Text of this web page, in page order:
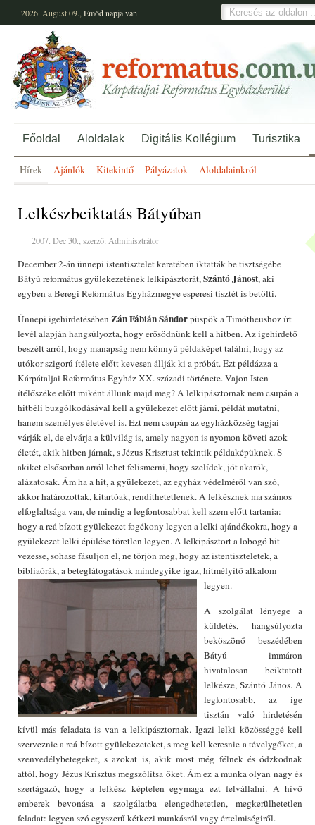
2026. August 09., Emődnapja van
Főoldal Aloldalak Digitális Kollégium Turisztika
Hírek Ajánlók Kitekintő Pályázatok Aloldalainkról
Lelkészbeiktatás Bátyúban
2007. Dec 30., szerző: Adminisztrátor
December 2-án ünnepi istentisztelet keretében iktatták be tisztségébe
Bátyú református gyülekezetének lelkipásztorát,Szántó Jánost, aki
egyben a Beregi Református Egyházmegye esperesi tisztét is betölti.
Ünnepi igehirdetésében Zán Fábián Sándorpüspök a Timótheushoz írt
levél alapján hangsúlyozta, hogy erősödnünk kell a hitben. Az igehirdető
beszélt arról, hogy manapság nem könnyű példaképet találni, hogy az
utókor szigorú ítélete előtt kevesen állják ki a próbát. Ezt példázza a
Kárpátaljai Református Egyház XX. századi története. Vajon Isten
ítélőszéke előtt miként állunk majd meg? A lelkipásztornak nem csupán a
hitbéli buzgólkodásával kell a gyülekezet előtt járni, példát mutatni,
hanem személyes életével is. Ezt nem csupán az egyházközség tagjai
várják el, de elvárja a külvilág is, amely nagyon is nyomon követi azok
életét, akik hitben járnak, s Jézus Krisztust tekintik példaképüknek. S
akiket elsősorban arról lehet felismerni, hogy szelídek, jót akarók,
alázatosak. Ám ha a hit, a gyülekezet, az egyház védelméről van szó,
akkor határozottak, kitartóak, rendíthetetlenek. A lelkésznek ma számos
elfoglaltsága van, de mindig a legfontosabbat kell szem előtt tartania:
hogy a reá bízott gyülekezet fogékony legyen a lelki ajándékokra, hogy a
gyülekezet lelki épülése töretlen legyen. A lelkipásztort a lobogó hit
vezesse, sohase fásuljon el, ne törjön meg, hogy az istentiszteletek, a
bibliaórák, a beteglátogatások mindegyike igaz, hitmélyítő alkalom
legyen.
A szolgálat lényege a
küldetés, hangsúlyozta
beköszönő beszédében
Bátyú immáron
hivatalosan beiktatott
lelkésze, Szántó János. A
legfontosabb, az ige
tisztán való hirdetésén
kívül más feladata is van a lelkipásztornak. Igazi lelki közösséggé kell
szerveznie a reá bízott gyülekezeteket, s meg kell keresnie a tévelygőket, a
szenvedélybetegeket, s azokat is, akik most még félnek és ódzkodnak
attól, hogy Jézus Krisztus megszólítsa őket. Ám ez a munka olyan nagy és
szertágazó, hogy a lelkész képtelen egymaga ezt felvállalni. A hívő
emberek bevonása a szolgálatba elengedhetetlen, megkerülhetetlen
feladat: legyen szó egyszerű kétkezi munkásról vagy értelmiségiről.